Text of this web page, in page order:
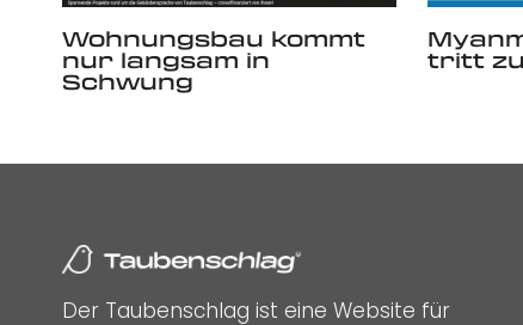
Wohnungsbau kommt
nur langsam in
Schwung
tritt
Der Taubenschlag ist eine Website für